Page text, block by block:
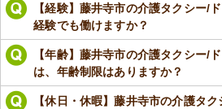
【経験】藤井寺市の介護タクシー/
経験でも働けますか？
【年齢】藤井寺市の介護タクシー/
は、年齢制限はありますか？
【休日・休暇】藤井寺市の介護タ